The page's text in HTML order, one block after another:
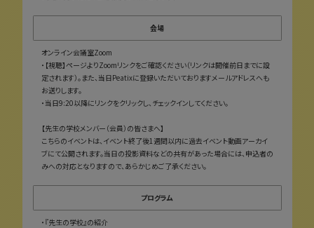
会場
オンライン会議室Zoom
・【視聴】ページよりZoomリンクをご確認ください（リンクは開催前日までに設
定されます）。また、当日Peatixに登録いただいておりますメールアドレスへも
お送りします。
・当日9:20以降にリンクをクリックし、チェックインしてください。
【先生の学校メンバー（会員）の皆さまへ】
こちらのイベントは、イベント終了後1週間以内に過去イベント動画アーカイ
ブにて公開されます。当日の投影資料などの共有があった場合には、申込者の
みへの対応となりますので、あらかじめご了承ください。
プログラム
・『先生の学校』の紹介